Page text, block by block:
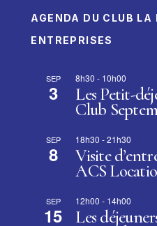
AGENDA DU CLUB LA
ENTREPRISES
SEP
3
8h30 - 10h00
Les Petit-
Club
SEP
8
18h30 -21h30
Visite
ACS
SEP
15
12h00 - 14h00
Les